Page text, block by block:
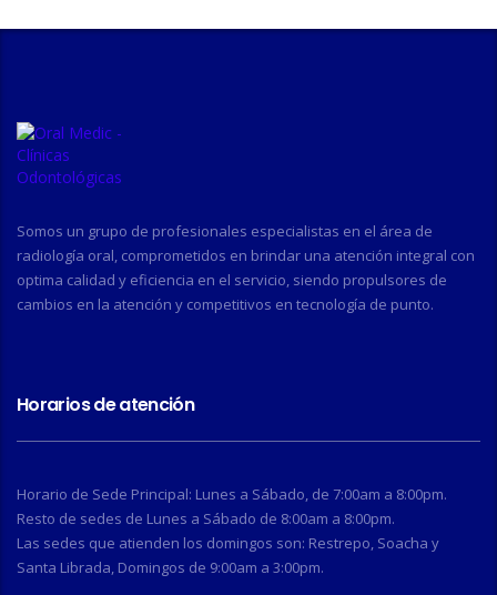
Somos un grupo de profesionales especialistas en el área de
radiología oral, comprometidos en brindar una atención integral con
optima calidad y eficiencia en el servicio, siendo propulsores de
cambios en la atención y competitivos en tecnología de punto.
Horarios de atención
Horario de Sede Principal: Lunes a Sábado, de 7:00am a 8:00pm.
Resto de sedes de Lunes a Sábado de 8:00am a 8:00pm.
Las sedes que atienden los domingos son: Restrepo, Soacha y
Santa Librada, Domingos de 9:00am a 3:00pm.